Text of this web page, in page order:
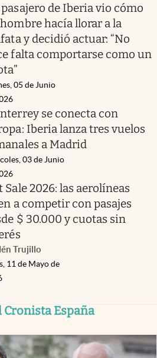
de Iberia vio cómo
hacía llorar a la
y decidió actuar: “No
falta comportarse como un
05 de Junio
se conecta con
Iberia lanza tres vuelos
a Madrid
03 de Junio
Sale 2026: las aerolíneas
a competir con pasajes
$ 30.000 y cuotas sin
Trujillo
11 de Mayo de
Cronista España